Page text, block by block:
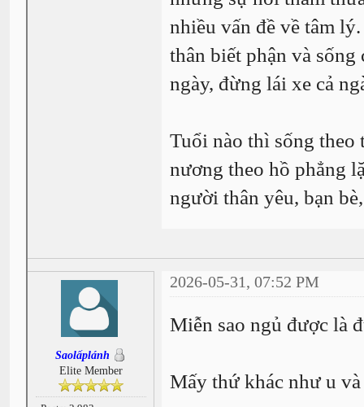
nhiều vấn đề về tâm
thân biết phận và
ngày, đừng lái xe cả
Tuổi nào thì sống
nương theo hồ phẳng
người thân yêu, bạn
Saolấplánh
Elite Member
2026-05-31, 07:52 PM
Miễn sao ngủ được là
Mấy thứ khác như u và